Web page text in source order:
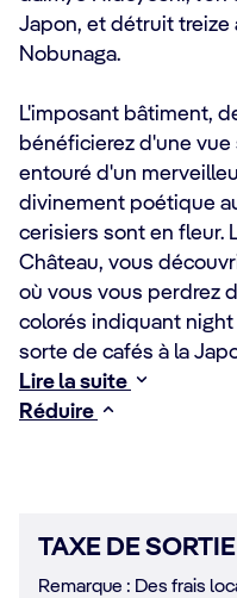
Japon, et détruit treize
Nobunaga.
L'imposant bâtiment,
bénéficierez d'une
entouré d'un
divinement poétique
cerisiers sont en fleur.
Château, vous
où vous vous perdrez
colorés indiquant night
sorte de cafés à la
Lire la suite
Réduire
TAXE DE
Remarque : Des frais